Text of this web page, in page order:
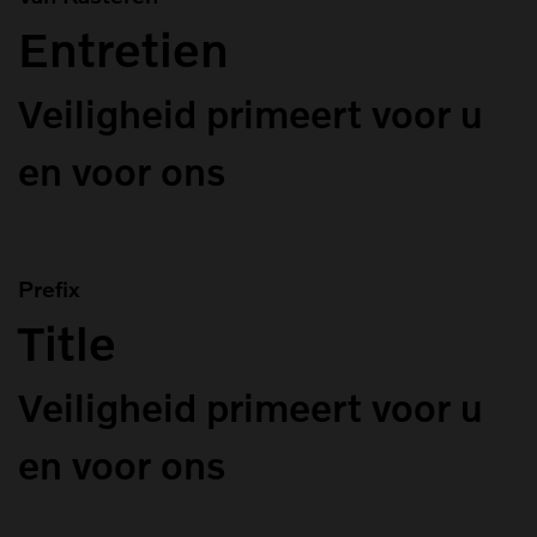
Entretien
Veiligheid primeert voor u
en voor ons
Prefix
Title
Veiligheid primeert voor u
en voor ons